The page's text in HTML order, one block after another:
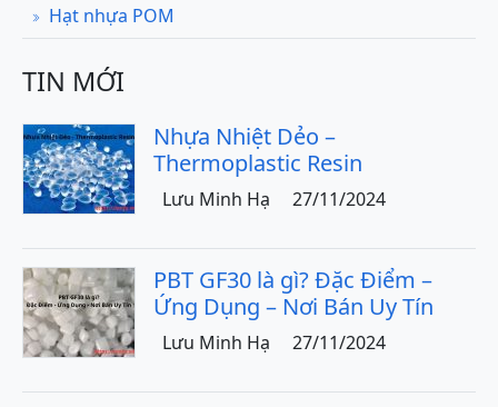
Hạt nhựa POM
TIN MỚI
Nhựa Nhiệt Dẻo –
Thermoplastic Resin
Lưu Minh Hạ 27/11/2024
PBT GF30 là gì? Đặc Điểm –
Ứng Dụng – Nơi Bán Uy Tín
Lưu Minh Hạ 27/11/2024